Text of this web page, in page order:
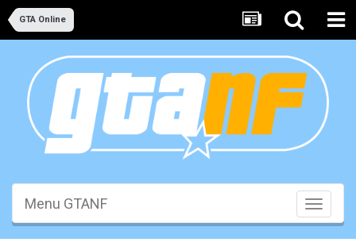
GTA Online
Toggle
Menu GTANF